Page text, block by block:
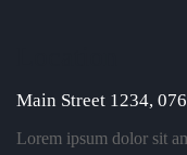
Main Street 1234,
Lorem ipsum dolor sit